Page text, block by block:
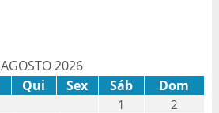
AGOSTO 2026
Qui Sex Sáb Dom
1
2